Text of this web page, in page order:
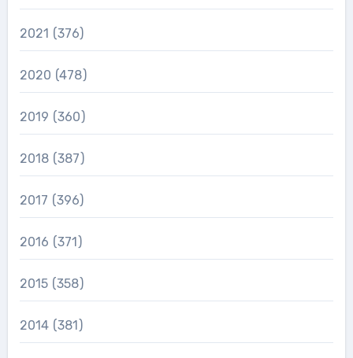
2021 (376)
2020 (478)
2019 (360)
2018 (387)
2017 (396)
2016 (371)
2015 (358)
2014 (381)